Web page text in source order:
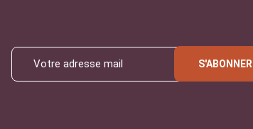
S'ABONNER